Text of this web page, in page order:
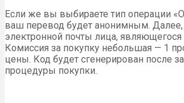
Если же вы выбираете тип операции
ваш перевод будет анонимным. Далее,
электронной почты лица, являющегося
Комиссия за покупку небольшая — 1
цены. Код будет сгенерирован после
процедуры покупки.